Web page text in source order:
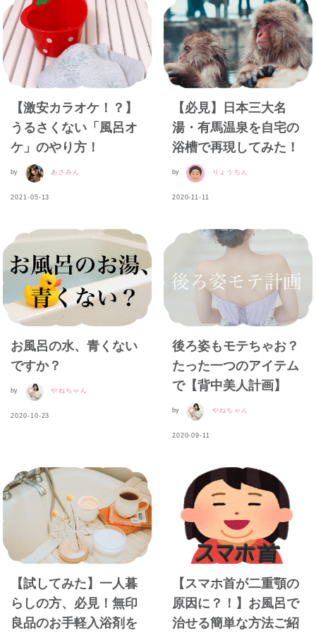
【激安カラオケ！？】
うるさくない「風呂オ
ケ」のやり方！
by あさみん
2021-05-13
【必見】日本三大名
湯・有馬温泉を自宅の
浴槽で再現してみた！
by りょうちん
2020-11-11
お風呂の水、青くない
ですか？
by やねちゃん
2020-10-23
後ろ姿もモテちゃお？
たった一つのアイテム
で【背中美人計画】
by やねちゃん
2020-09-11
【試してみた】一人暮
らしの方、必見！無印
良品のお手軽入浴剤を
【スマホ首が二重顎の
原因に？！】お風呂で
治せる簡単な方法ご紹